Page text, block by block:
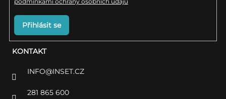
KONTAKT
INFO@INSET.CZ
281 865 600
Přihlásit se